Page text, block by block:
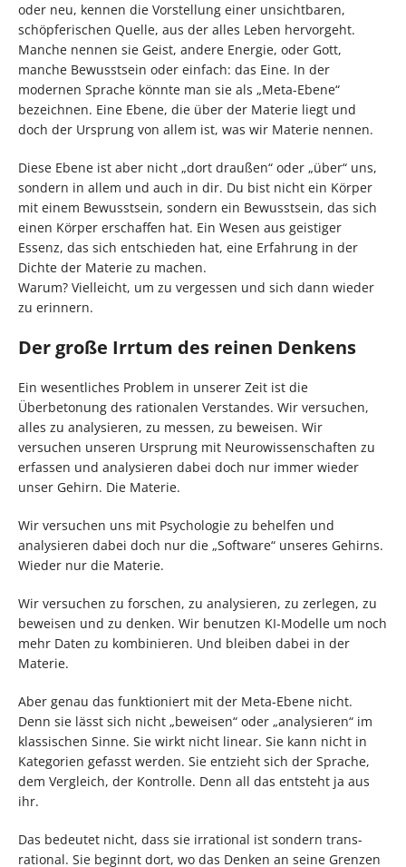
oder neu, kennen die Vorstellung einer unsichtbaren,
schöpferischen Quelle, aus der alles Leben hervorgeht.
Manche nennen sie Geist, andere Energie, oder Gott,
manche Bewusstsein oder einfach: das Eine. In der
modernen Sprache könnte man sie als „Meta-Ebene“
bezeichnen. Eine Ebene, die über der Materie liegt und
doch der Ursprung von allem ist, was wir Materie nennen.
Diese Ebene ist aber nicht „dort draußen“ oder „über“ uns,
sondern in allem und auch in dir. Du bist nicht ein Körper
mit einem Bewusstsein, sondern ein Bewusstsein, das sich
einen Körper erschaffen hat. Ein Wesen aus geistiger
Essenz, das sich entschieden hat, eine Erfahrung in der
Dichte der Materie zu machen.
Warum? Vielleicht, um zu vergessen und sich dann wieder
zu erinnern.
Der große Irrtum des reinen Denkens
Ein wesentliches Problem in unserer Zeit ist die
Überbetonung des rationalen Verstandes. Wir versuchen,
alles zu analysieren, zu messen, zu beweisen. Wir
versuchen unseren Ursprung mit Neurowissenschaften zu
erfassen und analysieren dabei doch nur immer wieder
unser Gehirn. Die Materie.
Wir versuchen uns mit Psychologie zu behelfen und
analysieren dabei doch nur die „Software“ unseres Gehirns.
Wieder nur die Materie.
Wir versuchen zu forschen, zu analysieren, zu zerlegen, zu
beweisen und zu denken. Wir benutzen KI-Modelle um noch
mehr Daten zu kombinieren. Und bleiben dabei in der
Materie.
Aber genau das funktioniert mit der Meta-Ebene nicht.
Denn sie lässt sich nicht „beweisen“ oder „analysieren“ im
klassischen Sinne. Sie wirkt nicht linear. Sie kann nicht in
Kategorien gefasst werden. Sie entzieht sich der Sprache,
dem Vergleich, der Kontrolle. Denn all das entsteht ja aus
ihr.
Das bedeutet nicht, dass sie irrational ist sondern trans-
rational. Sie beginnt dort, wo das Denken an seine Grenzen